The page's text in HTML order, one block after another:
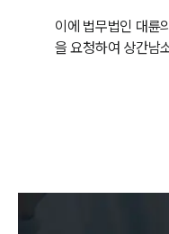
이에 법무법인 대륜
을 요청하여 상간남